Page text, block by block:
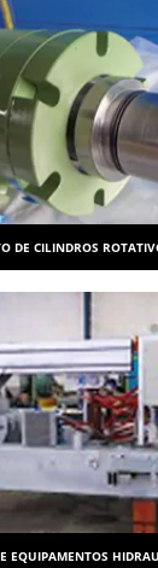
DE CILINDROS
EQUIPAMENTOS